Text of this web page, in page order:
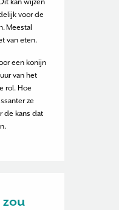
kan wijzen
voor de
Meestal
van eten.
een konijn
van het
rol. Hoe
ze
de kans dat
zou